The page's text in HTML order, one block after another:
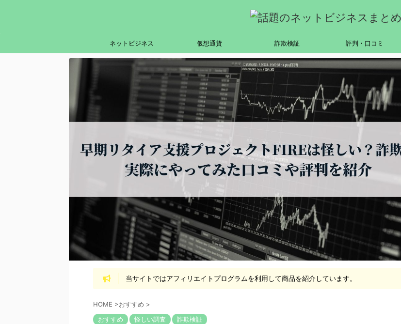
ネットビジネス 仮想通貨 詐欺検証 評判・口コミ
当サイトではアフィリエイトプログラムを利用して商品を紹介しています。
HOME >おすすめ >
おすすめ
怪しい調査 詐欺検証